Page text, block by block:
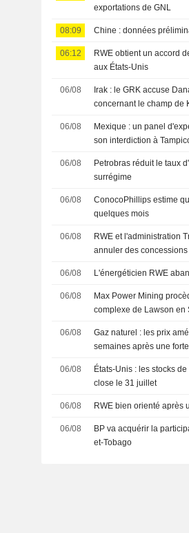
exportations de GNL
08:09 Chine : données
06:12
RWE obtient un accord
aux États-Unis
06/08
Irak : le GRK accuse
concernant le champ de
06/08
Mexique : un panel
son interdiction à
06/08
Petrobras réduit le taux
surrégime
06/08
ConocoPhillips estime
quelques mois
06/08
RWE et l'administration
annuler des
06/08 L'énergéticien RWE
06/08
Max Power Mining
complexe de Lawson en
06/08
Gaz naturel : les prix
semaines après une
06/08
États-Unis : les stocks
close le 31 juillet
06/08 RWE bien orienté après
06/08
BP va acquérir la
et-Tobago